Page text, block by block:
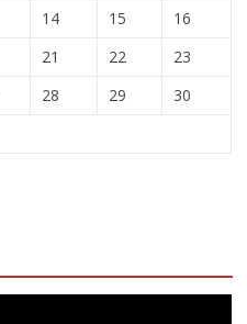
14 15
16
21 22
23
28 29
30